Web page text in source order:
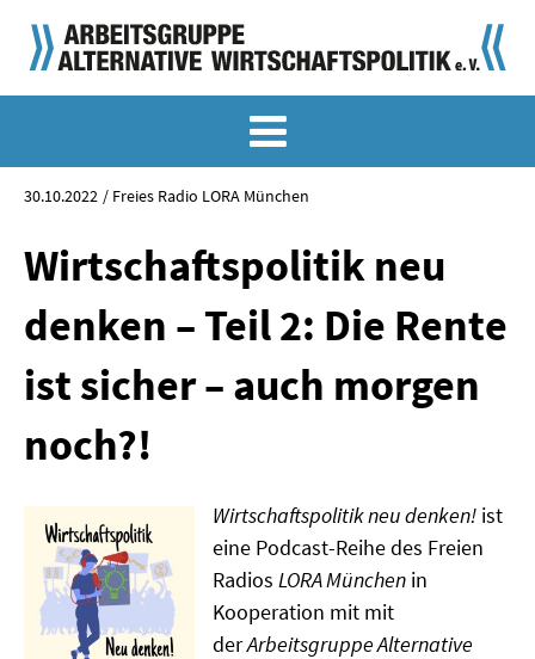
KLASSIKER
SONDERVERÖFFENTLICHUNGEN
LANGFASSUNGEN ZU DEN MEMORANDEN
MATERIALIEN
MATERIALIEN ZU DEN MEMORANDEN
MATERIALIEN ZUR SOMMERSCHULE
MEMO-FORUM
30.10.2022 Freies Radio LORA München
Wirtschaftspolitik neu
denken – Teil 2: Die Rente
ist sicher – auch morgen
noch?!
Wirtschaftspolitik neu denken!ist
eine Podcast-Reihe des Freien
Radios LORA Münchenin
Kooperation mit mit
derArbeitsgruppe Alternative